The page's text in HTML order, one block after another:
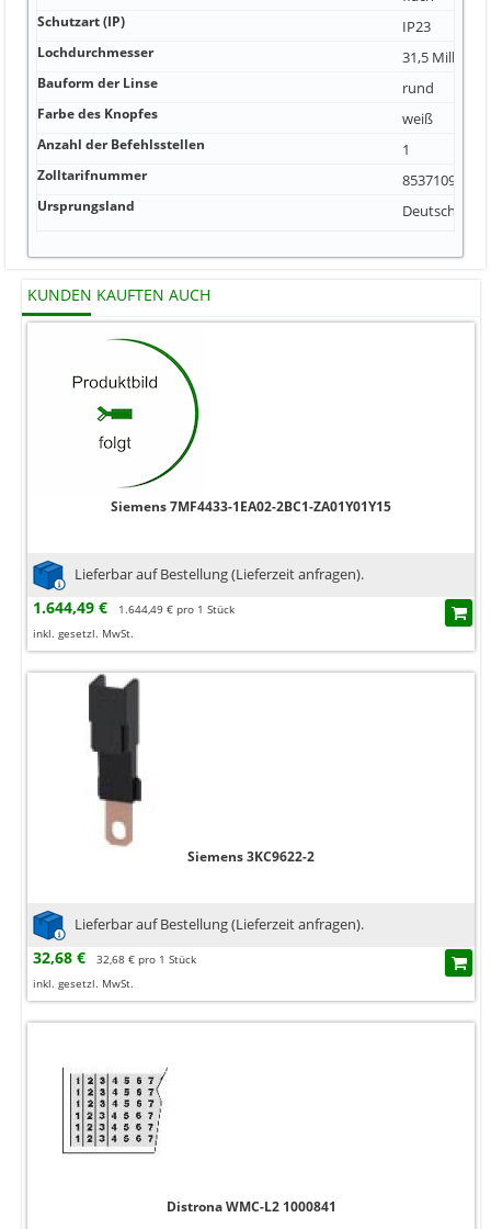
Schutzart (IP) IP23
Lochdurchmesser 31,5
Bauform der Linse rund
Farbe des Knopfes weiß
Anzahl der Befehlsstellen 1
Zolltarifnummer 85371099
Ursprungsland Deutschland
KUNDEN KAUFTEN AUCH
Siemens 7MF4433-1EA02-2BC1-ZA01Y01Y15
Lieferbar auf Bestellung (Lieferzeit anfragen).
1.644,49 €
1.644,49 € pro 1 Stück
inkl. gesetzl. MwSt.
Siemens 3KC9622-2
Lieferbar auf Bestellung (Lieferzeit anfragen).
32,68 €
32,68 € pro 1 Stück
inkl. gesetzl. MwSt.
Distrona WMC-L2 1000841